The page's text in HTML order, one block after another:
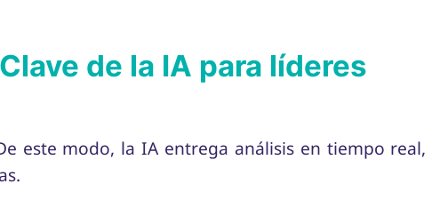
de la IA para líderes
este modo, la IA entrega análisis en tiempo